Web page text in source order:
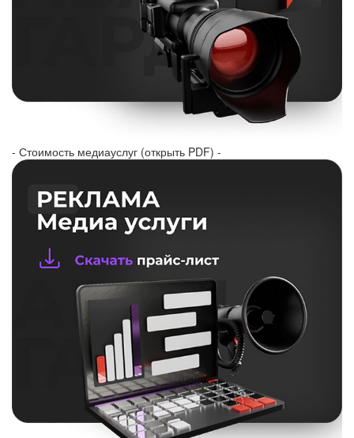
- Стоимость медиауслуг (открыть PDF) -